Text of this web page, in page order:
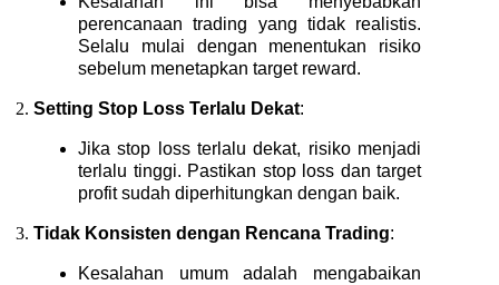
perencanaan trading yang tidak realistis.
Selalu mulai dengan menentukan risiko
sebelum menetapkan target reward.
Setting Stop Loss Terlalu Dekat:
Jika stop loss terlalu dekat, risiko menjadi
terlalu tinggi. Pastikan stop loss dan target
profit sudah diperhitungkan dengan baik.
Tidak Konsisten dengan Rencana Trading:
Kesalahan umum adalah mengabaikan